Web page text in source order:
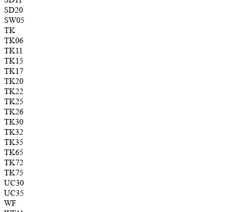
SD20
SW05
TK
TK06
TK11
TK15
TK17
TK20
TK22
TK25
TK26
TK30
TK32
TK35
TK65
TK72
TK75
UC30
UC35
WF